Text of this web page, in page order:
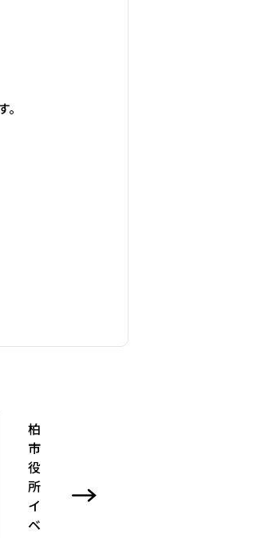
柏
市
役
所
イ
ベ